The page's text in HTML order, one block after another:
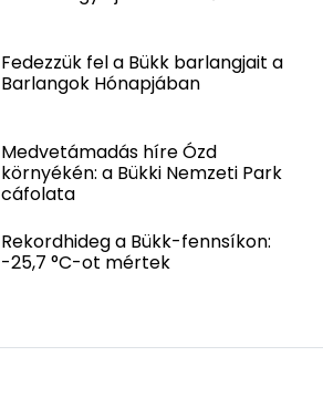
Fedezzük fel a Bükk barlangjait a
Barlangok Hónapjában
Medvetámadás híre Ózd
környékén: a Bükki Nemzeti Park
cáfolata
Rekordhideg a Bükk-fennsíkon:
-25,7 °C-ot mértek